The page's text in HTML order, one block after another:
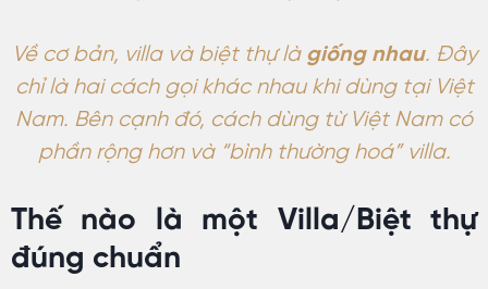
biệt thự là…
Về cơ bản, villa và biệt thự là giống nhau. Đây
chỉ là hai cách gọi khác nhau khi dùng tại Việt
Nam. Bên cạnh đó, cách dùng từ Việt Nam có
phần rộng hơn và “bình thường hoá” villa.
Thế nào là một Villa/Biệt thự
đúng chuẩn